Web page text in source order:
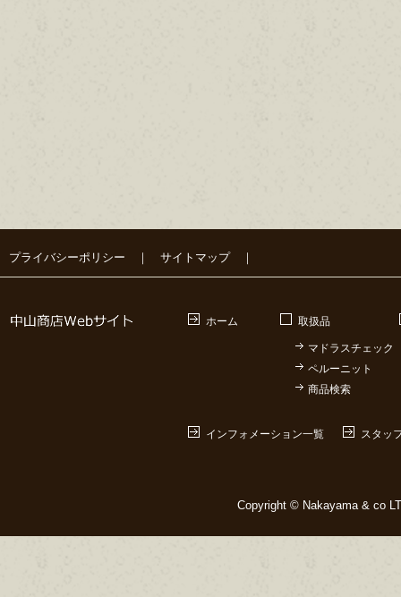
プライバシーポリシー ｜ サイトマップ｜
ホーム 取扱品
マドラスチェック
ペルーニット
商品検索
インフォメーション一覧 スタッ
Copyright © Nakayama & co